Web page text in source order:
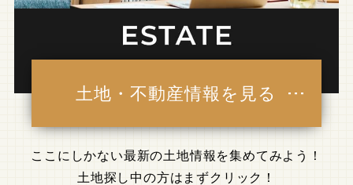
土地・不動産情報を見る
ここにしかない最新の土地情報を集めてみよう！
土地探し中の方はまずクリック！